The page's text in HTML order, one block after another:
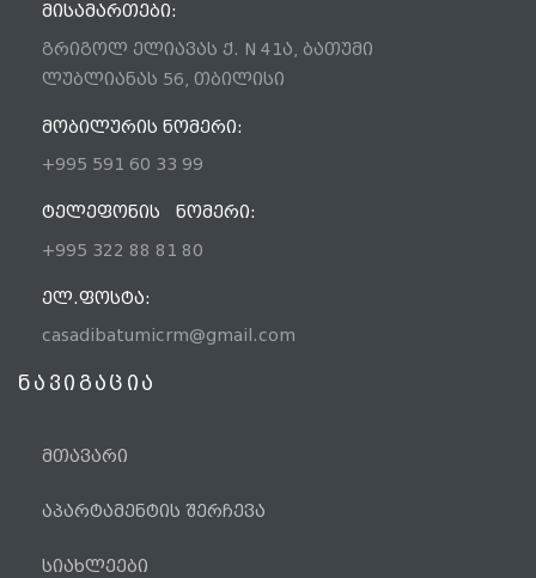
ᲛᲘᲡᲐᲛᲐᲠᲗᲔᲑᲘ:
გრიგოლ ელიავას ქ. N 41ა, ბათუმი
ლუბლიანას 56, თბილისი
ᲛᲝᲑᲘᲚᲣᲠᲘᲡ ᲜᲝᲛᲔᲠᲘ:
+995 591 60 33 99
ᲢᲔᲚᲔᲤᲝᲜᲘᲡ ᲜᲝᲛᲔᲠᲘ:
+995 322 88 81 80
ᲔᲚ.ᲤᲝᲡᲢᲐ:
casadibatumicrm@gmail.com
ნავიგაცია
მთავარი
აპარტამენტის შერჩევა
სიახლეები